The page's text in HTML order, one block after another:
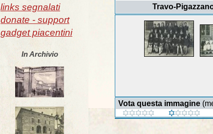
links segnalati
donate - support
gadget piacentini
In Archivio
Travo-
Vota questa immagine